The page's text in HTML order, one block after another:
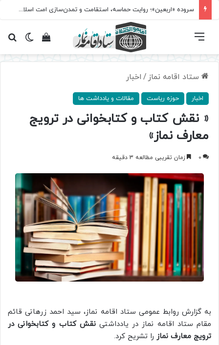
سروده‌ «اربعین»؛ روایت حماسه، استقامت و تمدن‌سازی امت اسلامی
تغییرمشاهده فهرست
ستاد اقامه نماز / اخبار
اخبار حوزه ریاست مقالات و یادداشت ها
« نقش کتاب و کتابخوانی در ترویج
معارف نماز»
0 زمان تقریبی مطالعه 3 دقیقه
به گزارش روابط عمومی ستاد اقامه نماز، سید احمد زرهانی قائم
مقام ستاد اقامه نماز در یادداشتینقش کتاب و کتابخوانی در
ترویج معارف نماز را تشریح کرد.